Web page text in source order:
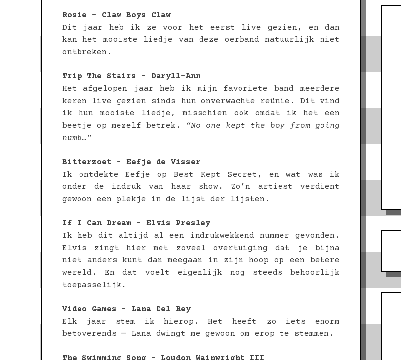
Rosie – Claw Boys Claw
Dit jaar heb ik ze voor het eerst live gezien, en dan
kan het mooiste liedje van deze oerband natuurlijk niet
ontbreken.
Trip The Stairs – Daryll-Ann
Het afgelopen jaar heb ik mijn favoriete band meerdere
keren live gezien sinds hun onverwachte reünie. Dit vind
ik hun mooiste liedje, misschien ook omdat ik het een
beetje op mezelf betrek. “No one kept the boy from going
numb…”
Bitterzoet – Eefje de Visser
Ik ontdekte Eefje op Best Kept Secret, en wat was ik
onder de indruk van haar show. Zo’n artiest verdient
gewoon een plekje in de lijst der lijsten.
If I Can Dream – Elvis Presley
Ik heb dit altijd al een indrukwekkend nummer gevonden.
Elvis zingt hier met zoveel overtuiging dat je bijna
niet anders kunt dan meegaan in zijn hoop op een betere
wereld. En dat voelt eigenlijk nog steeds behoorlijk
toepasselijk.
Video Games – Lana Del Rey
Elk jaar stem ik hierop. Het heeft zo iets enorm
betoverends — Lana dwingt me gewoon om erop te stemmen.
The Swimming Song – Loudon Wainwright III